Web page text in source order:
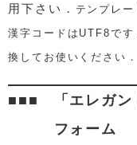
用下さい． テンプレ
漢字コードはUTF8で
換してお使いください．
「エレガ
フォーム